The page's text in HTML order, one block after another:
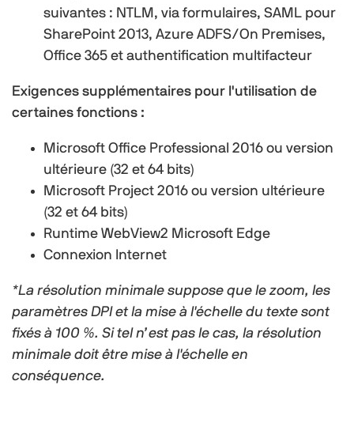
suivantes : NTLM, via formulaires, SAML pour
SharePoint 2013, Azure ADFS/On Premises,
Office 365 et authentification multifacteur
Exigences supplémentaires pour l'utilisation de
certaines fonctions :
Microsoft Office Professional 2016 ou version
ultérieure (32 et 64 bits)
Microsoft Project 2016 ou version ultérieure
(32 et 64 bits)
Runtime WebView2 Microsoft Edge
Connexion Internet
*La résolution minimale suppose que le zoom, les
paramètres DPI et la mise à l'échelle du texte sont
fixés à 100 %. Si tel n’est pas le cas, la résolution
minimale doit être mise à l'échelle en
conséquence.